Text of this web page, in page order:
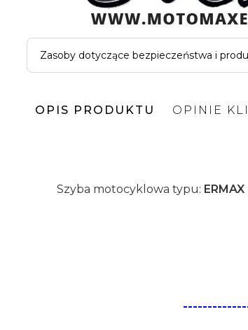
Zasoby dotyczące bezpieczeństwa i
OPIS PRODUKTU OPINIE
Szyba motocyklowa typu: ERMAX